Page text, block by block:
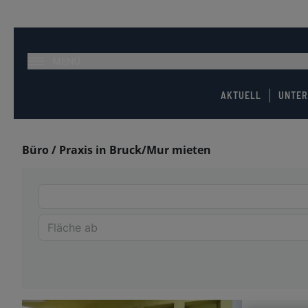
AKTUELL
Büro / Praxis in Bruck/Mur mieten